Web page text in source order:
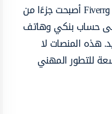
تطبيقات مثل Uber، Talabat، Upwork، وFiverr أصبحت جزءًا من
إلى حساب بنكي وهاتف
هذه المنصات لا
للتطور المهني